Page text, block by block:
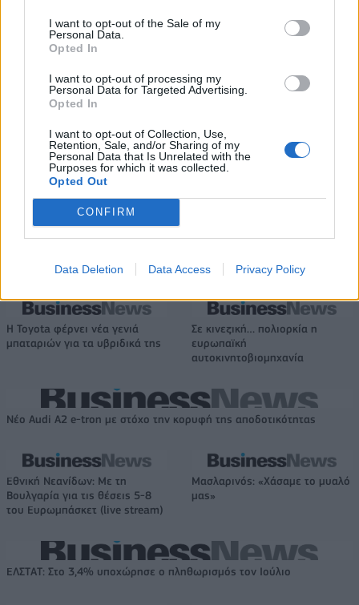
I want to opt-out of the Sale of my
Personal Data.
Opted In
I want to opt-out of processing my
Personal Data for Targeted Advertising.
Opted In
I want to opt-out of Collection, Use,
Retention, Sale, and/or Sharing of my
Personal Data that Is Unrelated with the
Purposes for which it was collected.
Opted Out
CONFIRM
Data Deletion Data Access Privacy Policy
Β.Σ. Καρούλιας: Τζίρος 98,7 εκατ. ευρώ και αύξηση κερδών 57% - Τα
νέα στοιχήματα σε low & non alcohol
Deloitte Ελλάδος:
Χρηματοοικονομικός
σύμβουλος της ΔΕΗ για την
είσοδο στην πολωνική αγορά
του Γρηγόρη Δημητριάδη - Ο
Γιάννης Αλαφούζος επιστρέφει
στη θέση του CEO
πρόγραμμα στήριξης- Κάλυψη εισφορών ΕΔΟΕΑΠ
Η Toyota φέρνει νέα γενιά
μπαταριών για τα υβριδικά της
Σε κινεζική… πολιορκία η
ευρωπαϊκή
αυτοκινητοβιομηχανία
Νέο Audi A2 e-tron με στόχο την κορυφή της αποδοτικότητας
Εθνική Νεανίδων: Με τη
Βουλγαρία για τις θέσεις 5-8
του Ευρωμπάσκετ (live stream)
Μασλαρινός: «Χάσαμε το μυαλό
μας»
ΕΛΣΤΑΤ: Στο 3,4% υποχώρησε ο πληθωρισμός τον Ιούλιο